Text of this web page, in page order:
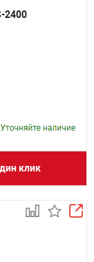
2400
клик